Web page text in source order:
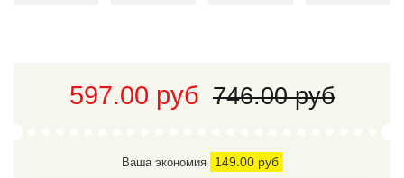
597.00 руб 746.00 руб
Ваша экономия 149.00 руб